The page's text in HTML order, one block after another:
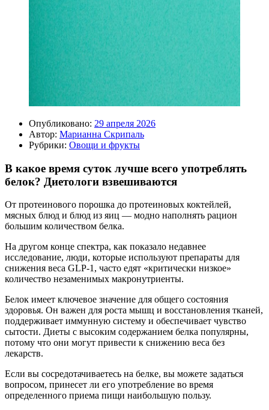
Опубликовано: 29 апреля 2026
Автор: Марианна Скрипаль
Рубрики: Овощи и фрукты
В какое время суток лучше всего употреблять
белок? Диетологи взвешиваются
От протеинового порошка до протеиновых коктейлей,
мясных блюд и блюд из яиц — модно наполнять рацион
большим количеством белка.
На другом конце спектра, как показало недавнее
исследование, люди, которые используют препараты для
снижения веса GLP-1, часто едят «критически низкое»
количество незаменимых макронутриенты.
Белок имеет ключевое значение для общего состояния
здоровья. Он важен для роста мышц и восстановления тканей,
поддерживает иммунную систему и обеспечивает чувство
сытости. Диеты с высоким содержанием белка популярны,
потому что они могут привести к снижению веса без
лекарств.
Если вы сосредотачиваетесь на белке, вы можете задаться
вопросом, принесет ли его употребление во время
определенного приема пищи наибольшую пользу.